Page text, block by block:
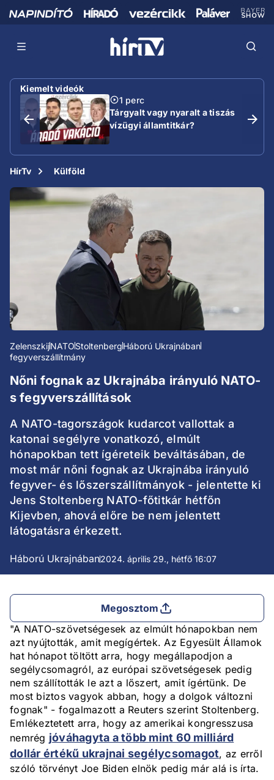
Kiemelt videók
1 perc
Tárgyalt vagy nyaralt a tiszás
vízügyi államtitkár?
HírTv Külföld
ZelenszkijNATOStoltenbergHáború Ukrajnában
fegyverszállítmány
Nőni fognak az Ukrajnába irányuló NATO-
s fegyverszállítások
A NATO-tagországok kudarcot vallottak a
katonai segélyre vonatkozó, elmúlt
hónapokban tett ígéreteik beváltásában, de
most már nőni fognak az Ukrajnába irányuló
fegyver- és lőszerszállítmányok - jelentette ki
Jens Stoltenberg NATO-főtitkár hétfőn
Kijevben, ahová előre be nem jelentett
látogatásra érkezett.
Háború Ukrajnában2024. április 29., hétfő 16:07
Megosztom
"A NATO-szövetségesek az elmúlt hónapokban nem
azt nyújtották, amit megígértek. Az Egyesült Államok
hat hónapot töltött arra, hogy megállapodjon a
segélycsomagról, az európai szövetségesek pedig
nem szállították le azt a lőszert, amit ígértünk. De
most biztos vagyok abban, hogy a dolgok változni
fognak" - fogalmazott a Reuters szerint Stoltenberg.
Emlékeztetett arra, hogy az amerikai kongresszusa
nemrég jóváhagyta a több mint 60 milliárd
dollár értékű ukrajnai segélycsomagot, az erről
szóló törvényt Joe Biden elnök pedig már alá is írta.